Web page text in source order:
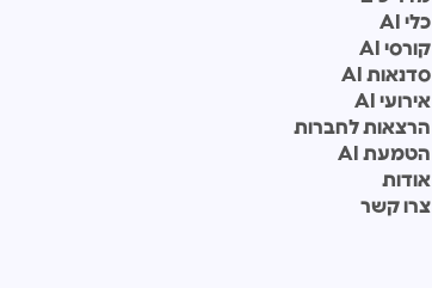
כלי AI
קורסי AI
סדנאות AI
אירועי AI
הרצאות לחברות
הטמעת AI
אודות
צרו קשר